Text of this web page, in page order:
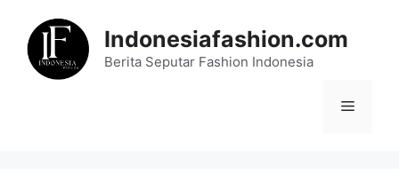
content
Indonesiafashion.com
Berita Seputar Fashion Indonesia
Menu